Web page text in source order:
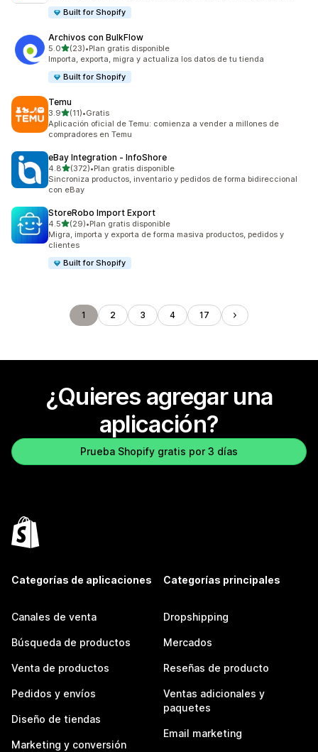
Built for Shopify
Archivos con BulkFlow
5.0de 5 estrellas
(23)
23 reseñas en total
•Plan gratis disponible
Importa, exporta, migra y actualiza los datos de tu tienda
Built for Shopify
Temu
3.9de 5 estrellas
(11)
11 reseñas en total
•Gratis
Aplicación oficial de Temu: comienza a vender a millones de
compradores en Temu
eBay Integration ‑ InfoShore
4.8de 5 estrellas
(372)
372 reseñas en total
•Plan gratis disponible
Sincroniza productos, inventario y pedidos de forma bidireccional
con eBay
StoreRobo Import Export
4.5de 5 estrellas
(29)
29 reseñas en total
•Plan gratis disponible
Migra, importa y exporta de forma masiva productos, pedidos y
clientes
Built for Shopify
1 2 3 4 17
¿Quieres agregar una
aplicación?
Prueba Shopify gratis por 3 días
Categorías de aplicaciones
Canales de venta
Búsqueda de productos
Venta de productos
Pedidos y envíos
Diseño de tiendas
Marketing y conversión
Categorías principales
Dropshipping
Mercados
Reseñas de producto
Ventas adicionales y
paquetes
Email marketing